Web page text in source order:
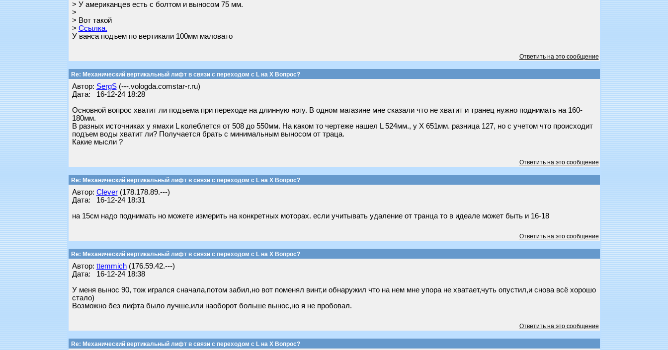
> У американцев есть с болтом и выносом 75 мм.
>
> Вот такой
> Ссылка.
У ванса подъем по вертикали 100мм маловато
Ответить на это сообщение
Re: Механический вертикальный лифт в связи с переходом с L на Х Вопрос?
Автор: SergS(---.vologda.comstar-r.ru)
Дата: 16-12-24 18:28
Основной вопрос хватит ли подъема при переходе на длинную ногу. В одном магазине мне сказали что не хватит и транец нужно поднимать на 160-
180мм.
В разных источниках у ямахи L колеблется от 508 до 550мм. На каком то чертеже нашел L 524мм., у Х 651мм. разница 127, но с учетом что происходит
подъем воды хватит ли? Получается брать с минимальным выносом от траца.
Какие мысли ?
Ответить на это сообщение
Re: Механический вертикальный лифт в связи с переходом с L на Х Вопрос?
Автор: Clever(178.178.89.---)
Дата: 16-12-24 18:31
на 15см надо поднимать но можете измерить на конкретных моторах. если учитывать удаление от транца то в идеале может быть и 16-18
Ответить на это сообщение
Re: Механический вертикальный лифт в связи с переходом с L на Х Вопрос?
Автор: ttemmich(176.59.42.---)
Дата: 16-12-24 18:38
У меня вынос 90, тож игрался сначала,потом забил,но вот поменял винт,и обнаружил что на нем мне упора не хватает,чуть опустил,и снова всё хорошо
стало)
Возможно без лифта было лучше,или наоборот больше вынос,но я не пробовал.
Ответить на это сообщение
Re: Механический вертикальный лифт в связи с переходом с L на Х Вопрос?